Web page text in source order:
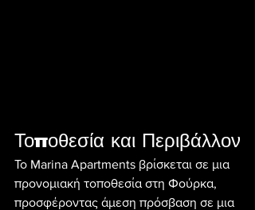
Τοποθεσία και Περιβάλλον
Το Marina Apartments βρίσκεται σε μια
προνομιακή τοποθεσία στη Φούρκα,
προσφέροντας άμεση πρόσβαση σε μια